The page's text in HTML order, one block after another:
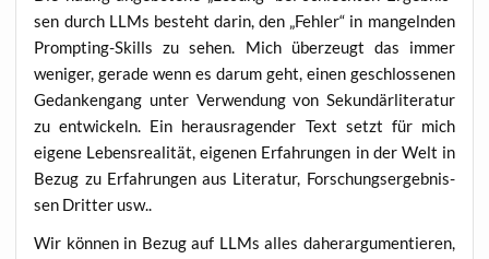
sen durch LLMs besteht dar­in, den „Feh­ler“ in man­geln­den
Promp­ting-Skills zu sehen. Mich über­zeugt das immer
weni­ger, gera­de wenn es dar­um geht, einen geschlos­se­nen
Gedan­ken­gang unter Ver­wen­dung von Sekun­där­li­te­ra­tur
zu ent­wi­ckeln. Ein her­aus­ra­gen­der Text setzt für mich
eige­ne Lebens­rea­li­tät, eige­nen Erfah­run­gen in der Welt in
Bezug zu Erfah­run­gen aus Lite­ra­tur, For­schungs­er­geb­nis­
sen Drit­ter usw..
Wir kön­nen in Bezug auf LLMs alles daher­ar­gu­men­tie­ren,